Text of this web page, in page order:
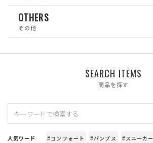
OTHERS
その他
SEARCH ITEMS
商品を探す
人気ワード #コンフォート #パンプス #スニーカー